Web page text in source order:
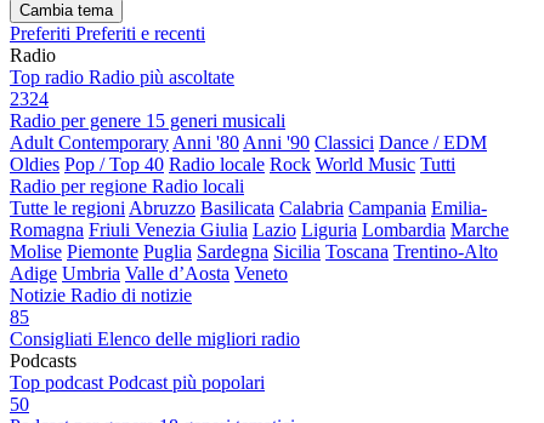
Cambia tema
Preferiti Preferiti e recenti
Radio
Top radio Radio più ascoltate
2324
Radio per genere 15 generi musicali
Adult Contemporary Anni '80 Anni '90 Classici Dance / EDM
Oldies Pop / Top 40 Radio locale Rock World Music Tutti
Radio per regione Radio locali
Tutte le regioni Abruzzo Basilicata Calabria Campania Emilia-
Romagna Friuli Venezia Giulia Lazio Liguria Lombardia Marche
Molise Piemonte Puglia Sardegna Sicilia Toscana Trentino-Alto
Adige Umbria Valle d’Aosta Veneto
Notizie Radio di notizie
85
Consigliati Elenco delle migliori radio
Podcasts
Top podcast Podcast più popolari
50